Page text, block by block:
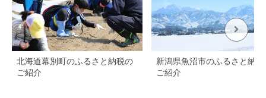
北海道幕別町のふるさと納税の
ご紹介
新潟県魚沼市のふるさと納税
ご紹介